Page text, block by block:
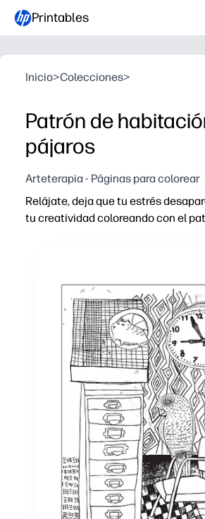
Printables
Inicio>Colecciones>
Patrón de
pájaros
Arteterapia - Páginas para colorear
Relájate, deja que tu estrés
tu creatividad coloreando con el
Detalles atractivos: pájaros,
Versátil para todas las edades:
Práctica recompensa: muestra